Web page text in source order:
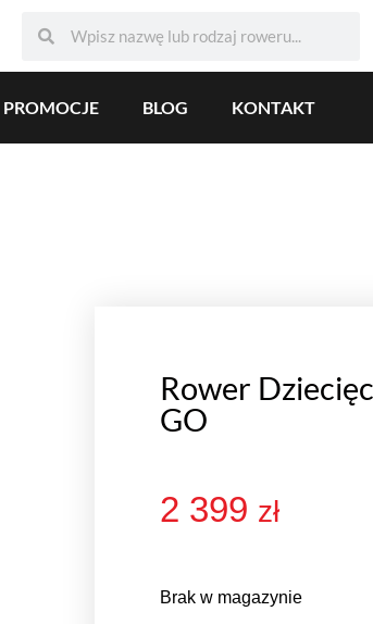
PROMOCJE BLOG KONTAKT
Rower
GO
2 399 zł
Brak w magazynie